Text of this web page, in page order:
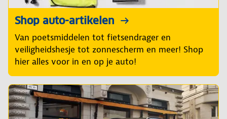
Shop auto-artikelen
Van poetsmiddelen tot fietsendrager en
veiligheidshesje tot zonnescherm en meer! Shop
hier alles voor in en op je auto!